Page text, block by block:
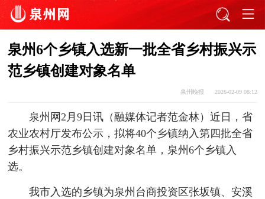
泉州6个乡镇入选新一批全省乡村振兴示
范乡镇创建对象名单
泉州晚报 2026-02-09 08:12
泉州网2月9日讯（融媒体记者范金林）近日，省
农业农村厅发布公示，拟将40个乡镇纳入第四批全省
乡村振兴示范乡镇创建对象名单，泉州6个乡镇入
选。
我市入选的乡镇为泉州台商投资区张坂镇、安溪